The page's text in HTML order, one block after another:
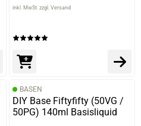
Was neues, aber ich find es
inkl. MwSt. zzgl. Versand
BASEN
DIY Base Fiftyfifty (50VG /
50PG) 140ml Basisliquid